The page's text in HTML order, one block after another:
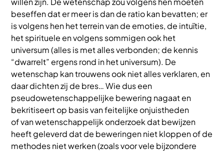
beseffen dat er meer is dan de ratio kan bevatten; er
is volgens hen het terrein van de emoties, de intuïtie,
het spirituele en volgens sommigen ook het
universum (alles is met alles verbonden; de kennis
“dwarrelt” ergens rond in het universum). De
wetenschap kan trouwens ook niet alles verklaren, en
daar dichten zij de bres… Wie dus een
pseudowetenschappelijke bewering nagaat en
bekritiseert op basis van feitelijke onjuistheden
of van wetenschappelijk onderzoek dat bewijzen
heeft geleverd dat de beweringen niet kloppen of de
methodes niet werken (zoals voor vele bijzondere